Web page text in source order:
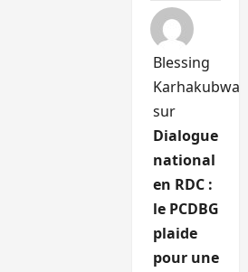
Blessing
Karhakubwa
sur
Dialogue
national
en RDC :
le PCDBG
plaide
pour une